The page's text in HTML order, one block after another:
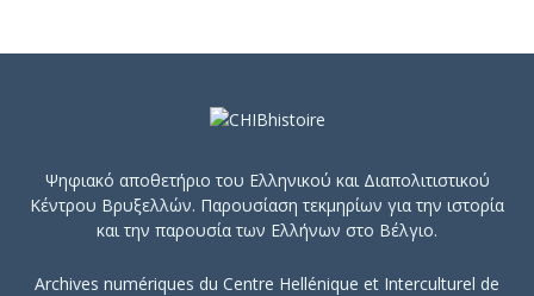
Ψηφιακό αποθετήριο του Ελληνικού και Διαπολιτιστικού
Κέντρου Βρυξελλών. Παρουσίαση τεκμηρίων για την ιστορία
και την παρουσία των Ελλήνων στο Βέλγιο.
Archives numériques du Centre Hellénique et Interculturel de